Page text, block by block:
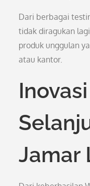
Dari berbagai
tidak diragukan
produk unggulan
atau kantor.
Inovasi
Jamar